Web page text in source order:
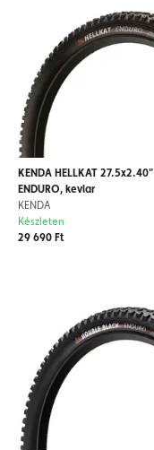
KENDA HELLKAT 27.5x2.40"
ENDURO, kevlar
KENDA
29 690 Ft
Készleten